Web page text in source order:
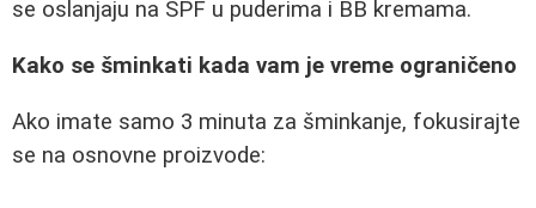
se oslanjaju na SPF u puderima i BB kremama.
Kako se šminkati kada vam je vreme ograničeno
Ako imate samo 3 minuta za šminkanje, fokusirajte
se na osnovne proizvode: